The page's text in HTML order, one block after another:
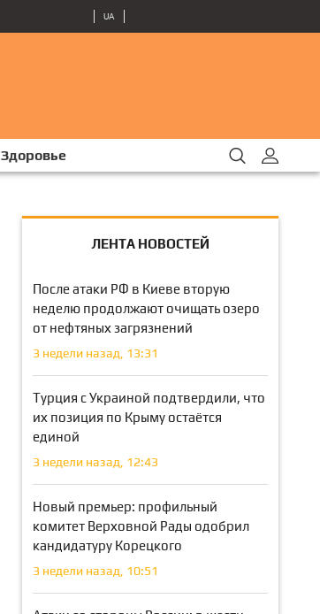
UA
Здоровье
ЛЕНТА НОВОСТЕЙ
После атаки РФ в Киеве вторую
неделю продолжают очищать озеро
от нефтяных загрязнений
3 недели назад, 13:31
Турция с Украиной подтвердили, что
их позиция по Крыму остаётся
единой
3 недели назад, 12:43
Новый премьер: профильный
комитет Верховной Рады одобрил
кандидатуру Корецкого
3 недели назад, 10:51